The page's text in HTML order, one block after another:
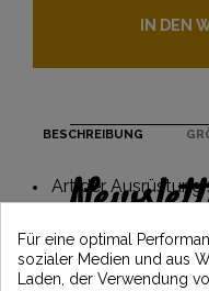
IN DEN
BESCHREIBUNG
Art der
Erhalten Sie 5€
Bestellung,
über die
Für eine optimal
sozialer Medien und aus
Laden, der Verwendung